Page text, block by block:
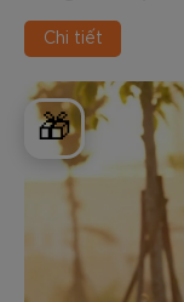
🎁
Chi tiết